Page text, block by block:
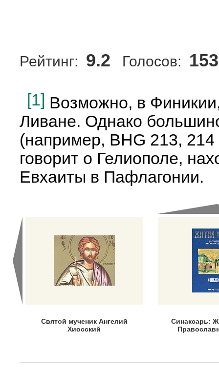
Рейтинг: 9.2 Голосов: 153
[1] Возможно, в
Ливане. Однако
(например, BHG 213,
говорит о Гелиополе,
Евхаиты в Пафлагонии.
Святой мученик Ангелий
Хиосский
Синаксарь: